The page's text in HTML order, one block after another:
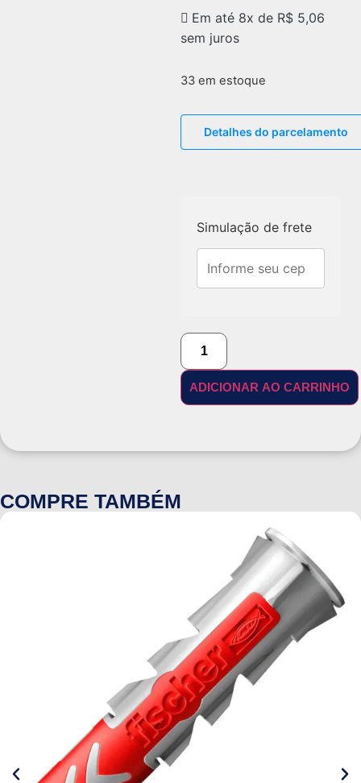
Em até 8x de R$ 5,06
sem juros
33 em estoque
Detalhes do parcelamento
Simulação de frete
ADICIONAR AO CARRINHO
COMPRE TAMBÉM